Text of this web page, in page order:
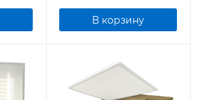
В корзину